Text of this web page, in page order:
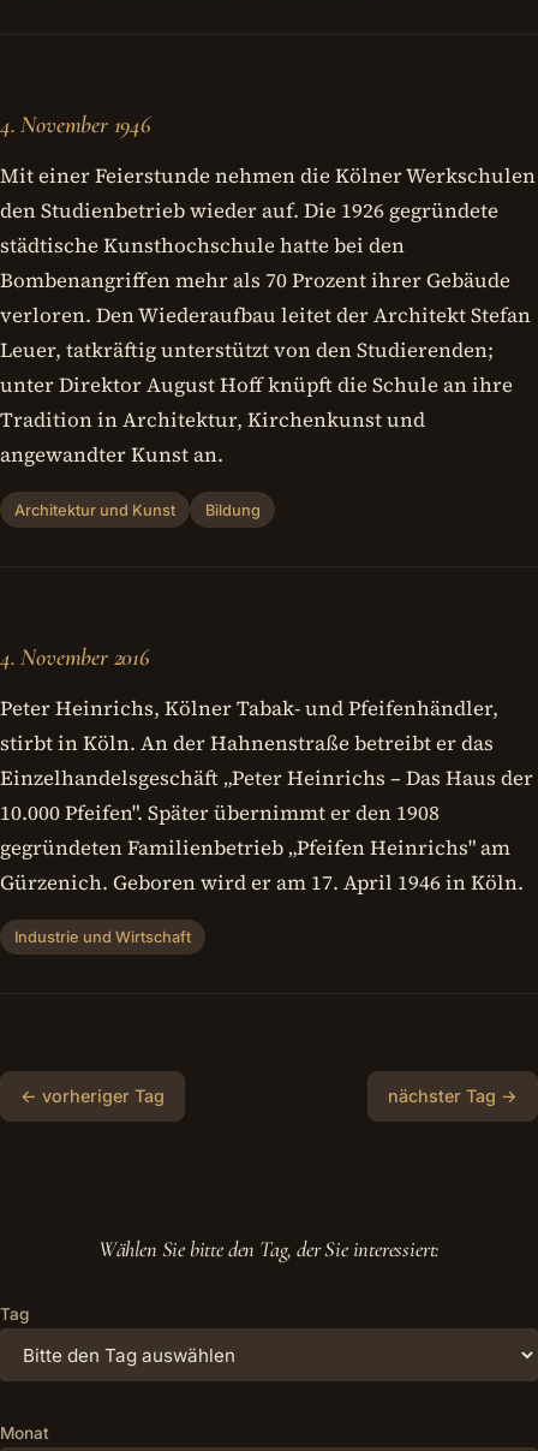
4. November 1946
Mit einer Feierstunde nehmen die Kölner Werkschulen
den Studienbetrieb wieder auf. Die 1926 gegründete
städtische Kunsthochschule hatte bei den
Bombenangriffen mehr als 70 Prozent ihrer Gebäude
verloren. Den Wiederaufbau leitet der Architekt Stefan
Leuer, tatkräftig unterstützt von den Studierenden;
unter Direktor August Hoff knüpft die Schule an ihre
Tradition in Architektur, Kirchenkunst und
angewandter Kunst an.
Architektur und Kunst Bildung
4. November 2016
Peter Heinrichs, Kölner Tabak- und Pfeifenhändler,
stirbt in Köln. An der Hahnenstraße betreibt er das
Einzelhandelsgeschäft „Peter Heinrichs – Das Haus der
10.000 Pfeifen". Später übernimmt er den 1908
gegründeten Familienbetrieb „Pfeifen Heinrichs" am
Gürzenich. Geboren wird er am 17. April 1946 in Köln.
Industrie und Wirtschaft
← vorheriger Tag nächster Tag →
Wählen Sie bitte den Tag, der Sie interessiert:
Tag
Monat